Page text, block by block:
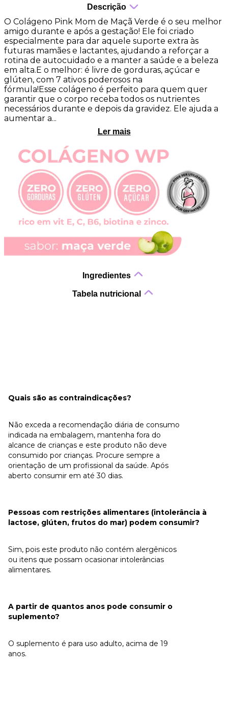
Descrição
O Colágeno Pink Mom de Maçã Verde é o seu melhor
amigo durante e após a gestação! Ele foi criado
especialmente para dar aquele suporte extra às
futuras mamães e lactantes, ajudando a reforçar a
rotina de autocuidado e a manter a saúde e a beleza
em alta.E o melhor: é livre de gorduras, açúcar e
glúten, com 7 ativos poderosos na
fórmula!Esse colágeno é perfeito para quem quer
garantir que o corpo receba todos os nutrientes
necessários durante e depois da gravidez. Ele ajuda a
aumentar a...
Ler mais
Ingredientes
Tabela nutricional
Quais são as contraindicações?
Não exceda a recomendação diária de consumo
indicada na embalagem, mantenha fora do
alcance de crianças e este produto não deve
consumido por crianças. Procure sempre a
orientação de um profissional da saúde. Após
aberto consumir em até 30 dias.
Pessoas com restrições alimentares (intolerância à
lactose, glúten, frutos do mar) podem consumir?
Sim, pois este produto não contém alergênicos
ou itens que possam ocasionar intolerâncias
alimentares.
A partir de quantos anos pode consumir o
suplemento?
O suplemento é para uso adulto, acima de 19
anos.